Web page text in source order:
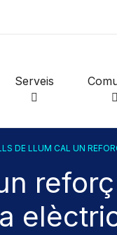
Serveis
DE LLUM CAL UN